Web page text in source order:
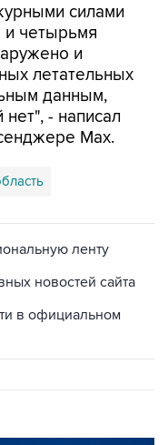
силами
четырьмя
и
летательных
данным,
- написал
Max.
ленту
новостей сайта
в официальном